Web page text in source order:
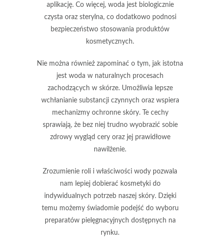
aplikację. Co więcej, woda jest biologicznie
czysta oraz sterylna, co dodatkowo podnosi
bezpieczeństwo stosowania produktów
kosmetycznych.
Nie można również zapominać o tym, jak istotna
jest woda w naturalnych procesach
zachodzących w skórze. Umożliwia lepsze
wchłanianie substancji czynnych oraz wspiera
mechanizmy ochronne skóry. Te cechy
sprawiają, że bez niej trudno wyobrazić sobie
zdrowy wygląd cery oraz jej prawidłowe
nawilżenie.
Zrozumienie roli i właściwości wody pozwala
nam lepiej dobierać kosmetyki do
indywidualnych potrzeb naszej skóry. Dzięki
temu możemy świadomie podejść do wyboru
preparatów pielęgnacyjnych dostępnych na
rynku.